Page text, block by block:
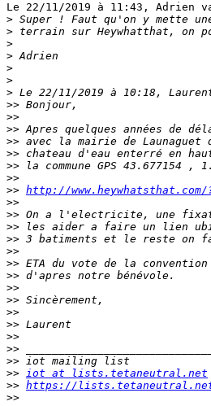
Le 22/11/2019 à 11:43, Adrien
>
>
>
>
>
>
>
>>
>>
>>
>>
>>
>>
>>
>> http://www.heywhatsthat.com/
>>
>>
>>
>>
>>
>>
>>
>>
>>
>>
>>
>>
>>
>>
>> iot at lists.tetaneutral.net
>> https://
>>